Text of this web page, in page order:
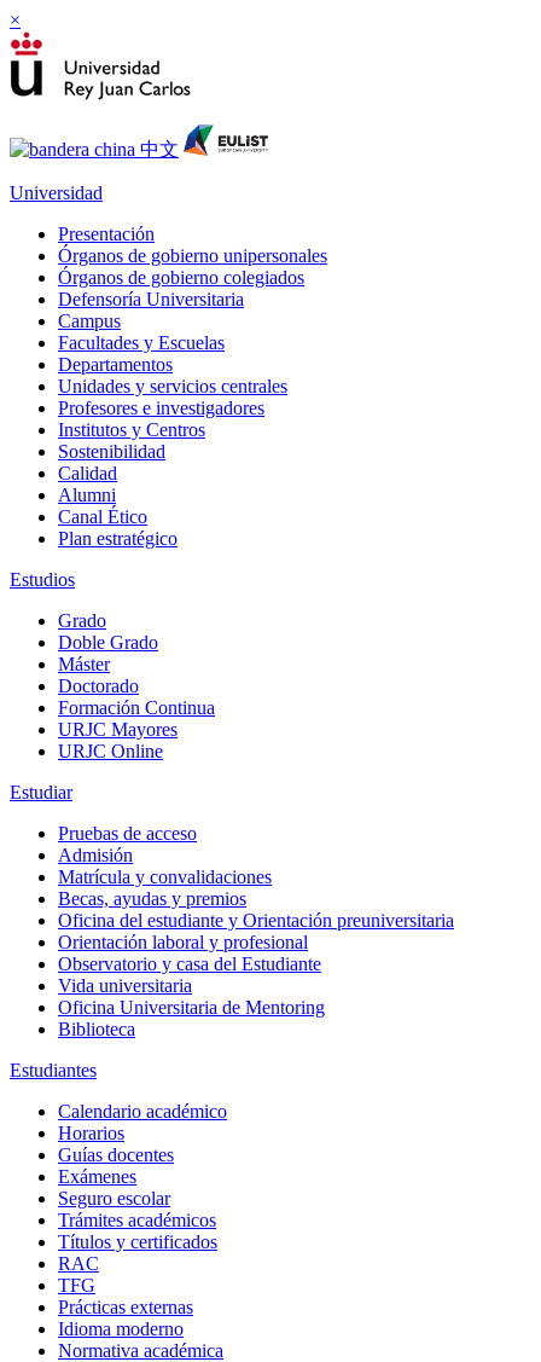
×
Universidad
Presentación
Órganos de gobierno unipersonales
Órganos de gobierno colegiados
Defensoría Universitaria
Campus
Facultades y Escuelas
Departamentos
Unidades y servicios centrales
Profesores e investigadores
Institutos y Centros
Sostenibilidad
Calidad
Alumni
Canal Ético
Plan estratégico
Estudios
Grado
Doble Grado
Máster
Doctorado
Formación Continua
URJC Mayores
URJC Online
Estudiar
Pruebas de acceso
Admisión
Matrícula y convalidaciones
Becas, ayudas y premios
Oficina del estudiante y Orientación preuniversitaria
Orientación laboral y profesional
Observatorio y casa del Estudiante
Vida universitaria
Oficina Universitaria de Mentoring
Biblioteca
Estudiantes
Calendario académico
Horarios
Guías docentes
Exámenes
Seguro escolar
Trámites académicos
Títulos y certificados
RAC
TFG
Prácticas externas
Idioma moderno
Normativa académica